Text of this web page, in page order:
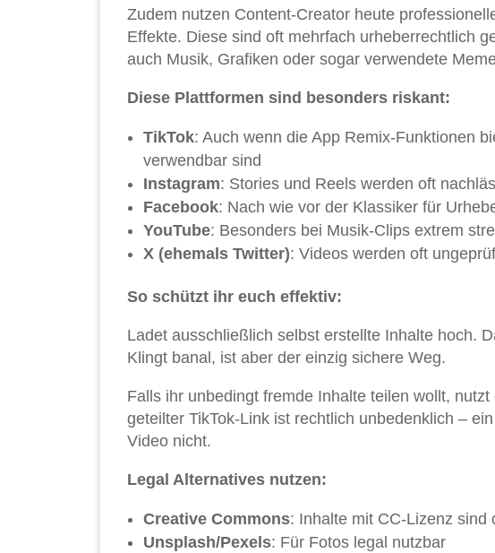
Zudem nutzen Content-Creator heute
Effekte. Diese sind oft mehrfach urheberrechtlich
auch Musik, Grafiken oder sogar verwendete
Diese Plattformen sind besonders riskant:
TikTok: Auch wenn die App Remix-Funktionen
verwendbar sind
Instagram: Stories und Reels werden oft
Facebook: Nach wie vor der Klassiker für
YouTube: Besonders bei Musik-Clips extrem
X (ehemals Twitter): Videos werden oft
So schützt ihr euch effektiv:
Ladet ausschließlich selbst erstellte Inhalte hoch.
Klingt banal, ist aber der einzig sichere Weg.
Falls ihr unbedingt fremde Inhalte teilen wollt,
geteilter TikTok-Link ist rechtlich unbedenklich –
Video nicht.
Legal Alternatives nutzen:
Creative Commons: Inhalte mit CC-Lizenz sind
Unsplash/Pexels: Für Fotos legal nutzbar